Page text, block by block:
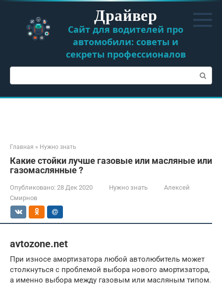
Перейти
контенту
Драйвер
Сайт для водителей про
автомобили: советы и
секреты профессионалов
Поиск:
Главная » Нужно знать
Какие стойки лучше газовые или масляные или
газомаслянные ?
Опубликовано: 28 Дек 2020 Нужно знать
Алексей
Смирнов
avtozone.net
При износе амортизатора любой автолюбитель может
столкнуться с проблемой выбора нового амортизатора,
а именно выбора между газовым или масляным типом.